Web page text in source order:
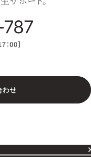
00］
わせ